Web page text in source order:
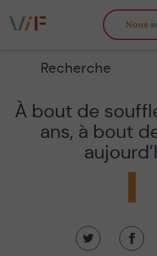
inégaux
Nous
Rechercher
À bout de
ans, à bout
Partager